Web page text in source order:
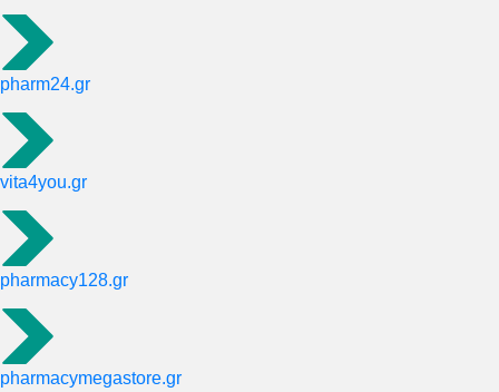
pharm24.gr
vita4you.gr
pharmacy128.gr
pharmacymegastore.gr